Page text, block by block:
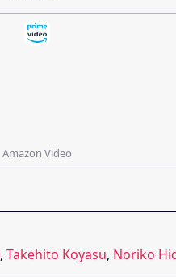
Amazon Video
, Takehito Koyasu, Noriko